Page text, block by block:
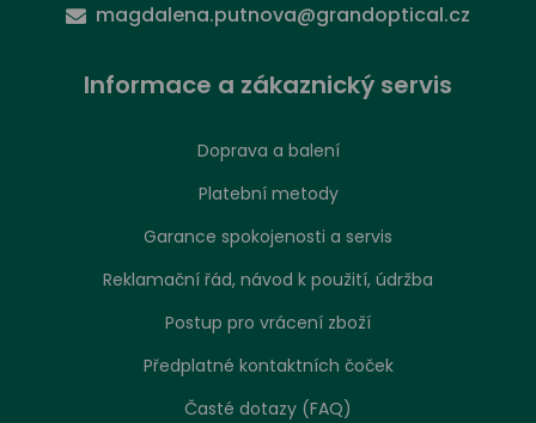
magdalena.putnova@grandoptical.cz
Informace a zákaznický servis
Doprava a balení
Platební metody
Garance spokojenosti a servis
Reklamační řád, návod k použití, údržba
Postup pro vrácení zboží
Předplatné kontaktních čoček
Časté dotazy (FAQ)